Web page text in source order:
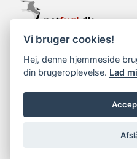
support@netfugl.dk
copyright © 2002-2023
Vi bruger cookies!
Hej, denne hjemmeside
din brugeroplevelse. Lad